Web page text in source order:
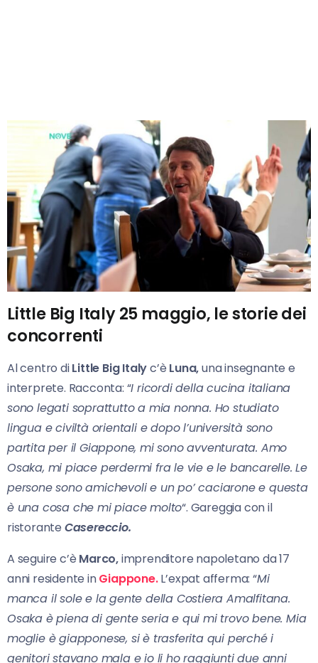
Little Big Italy 25 maggio, le storie dei
concorrenti
Al centro diLittle Big Italyc’è Luna,una insegnante e
interprete. Racconta: “I ricordi della cucina italiana
sono legati soprattutto a mia nonna. Ho studiato
lingua e civiltà orientali e dopo l’università sono
partita per il Giappone, mi sono avventurata. Amo
Osaka, mi piace perdermi fra le vie e le bancarelle. Le
persone sono amichevoli e un po’ caciarone e questa
è una cosa che mi piace molto“. Gareggia con il
ristorante Casereccio.
A seguire c’è Marco,imprenditore napoletano da 17
anni residente inGiappone.L’expat afferma: “Mi
manca il sole e la gente della Costiera Amalfitana.
Osaka è piena di gente seria e qui mi trovo bene. Mia
moglie è giapponese, si è trasferita qui perché i
genitori stavano mala e io li ho raggiunti due anni